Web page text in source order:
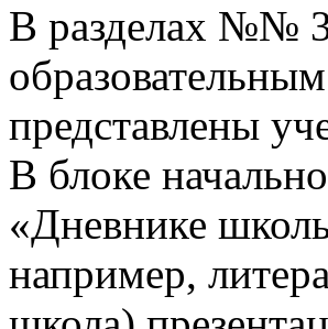
В разделах №№
представлены
В блоке
«Дневнике
например,